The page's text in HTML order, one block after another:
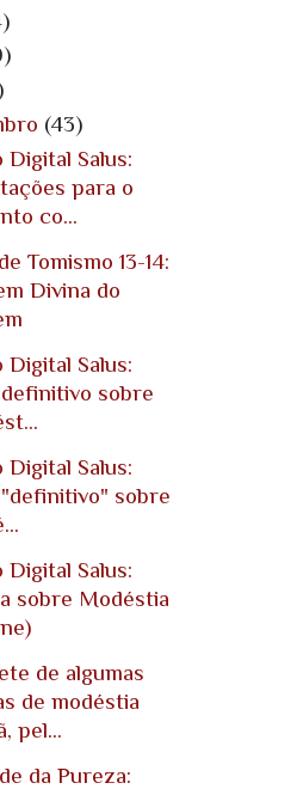
(43)
Digital Salus:
para o
co...
Tomismo 13-14:
Divina do
Digital Salus:
sobre
Digital Salus:
sobre
Digital Salus:
sobre Modéstia
de algumas
de modéstia
pel...
da Pureza: